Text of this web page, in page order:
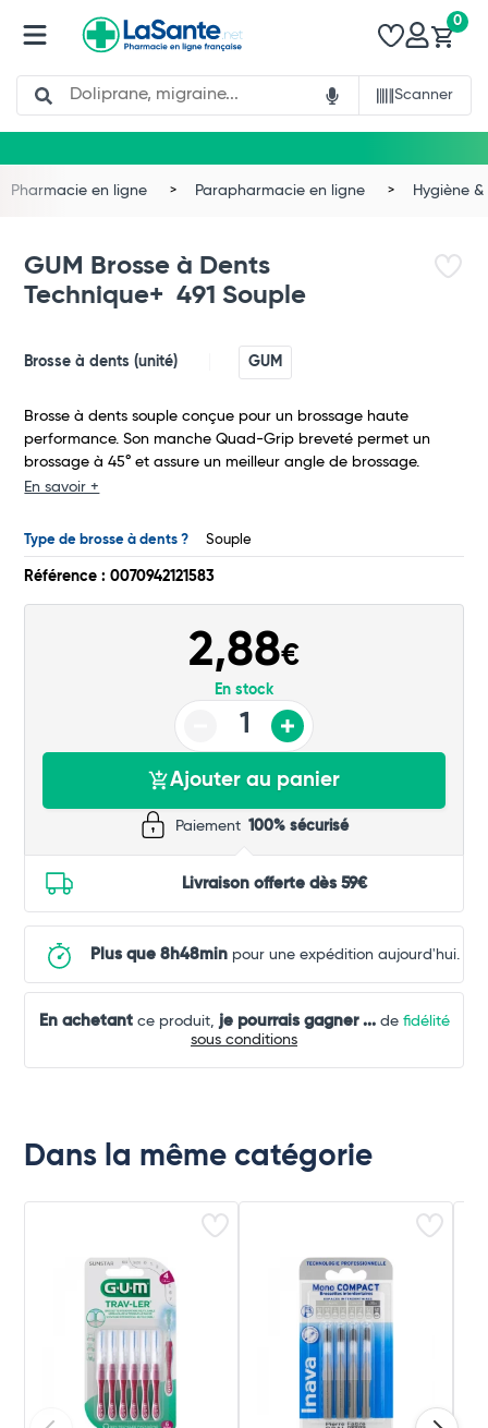
Search
Scanner
0
Total
Pharmacie en ligne Parapharmacie en ligne Hygiène
GUM Brosse à Dents
Technique+ 491 Souple
Brosse à dents (unité) GUM
Brosse à dents souple conçue pour un brossage haute
performance. Son manche Quad-Grip breveté permet un
brossage à 45° et assure un meilleur angle de brossage.
En savoir +
Type de brosse à dents ? Souple
Référence : 0070942121583
2,88€
En stock
Ajouter au panier
Paiement 100% sécurisé
Livraison offerte dès 59€
Plus que 8h48minpour une expédition aujourd'hui.
En achetantce produit, je pourrais gagner ...de fidélité
sous conditions
Dans la même catégorie